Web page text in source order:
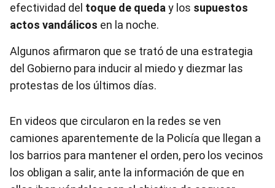
efectividad del toque de queda y los supuestos
actos vandálicos en la noche.
Algunos afirmaron que se trató de una estrategia
del Gobierno para inducir al miedo y diezmar las
protestas de los últimos días.
En videos que circularon en la redes se ven
camiones aparentemente de la Policía que llegan a
los barrios para mantener el orden, pero los vecinos
los obligan a salir, ante la información de que en